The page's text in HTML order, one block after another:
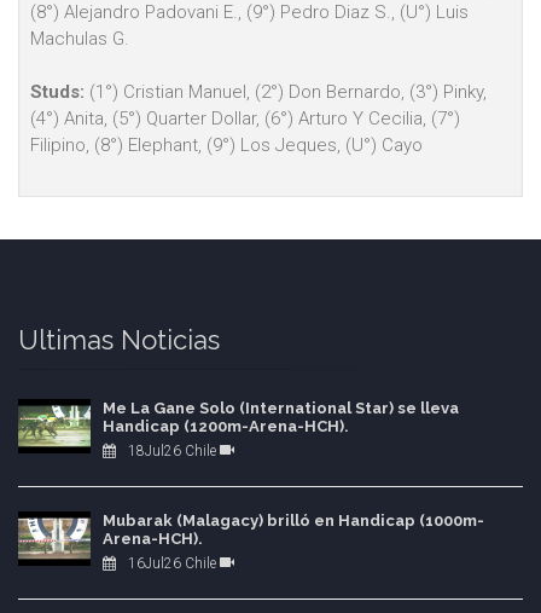
(8°) Alejandro Padovani E., (9°) Pedro Diaz S., (U°) Luis
Machulas G.
Studs: (1°) Cristian Manuel, (2°) Don Bernardo, (3°) Pinky,
(4°) Anita, (5°) Quarter Dollar, (6°) Arturo Y Cecilia, (7°)
Filipino, (8°) Elephant, (9°) Los Jeques, (U°) Cayo
Ultimas Noticias
Me La Gane Solo (International Star) se lleva
Handicap (1200m-Arena-HCH).
18Jul26 Chile
Mubarak (Malagacy) brilló en Handicap (1000m-
Arena-HCH).
16Jul26 Chile